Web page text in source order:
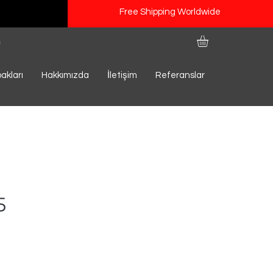
Free Shipping Worldwide
Hakkımızda İletişim Referanslar